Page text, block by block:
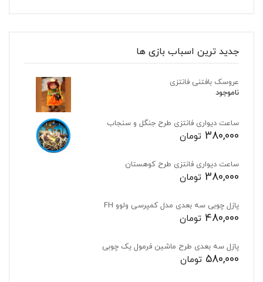
جدید ترین اسباب بازی ها
عروسک بافتنی فانتزی
ناموجود
ساعت دیواری فانتزی طرح جنگل و سنجاب
380,000 تومان
ساعت دیواری فانتزی طرح کوهستان
380,000 تومان
پازل چوبی سه بعدی مدل کمپرسی ولوو FH
480,000 تومان
پازل سه بعدی طرح ماشین فرمول یک چوبی
580,000 تومان